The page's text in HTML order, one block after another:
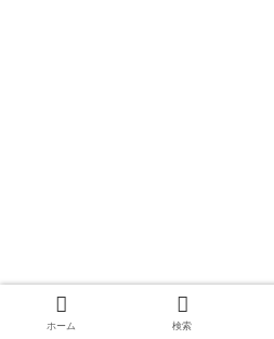
ホーム 検索